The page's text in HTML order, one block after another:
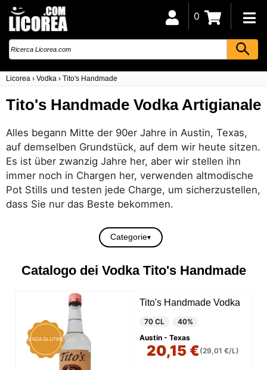
Licorea › Vodka › Tito's Handmade
0
Tito's Handmade Vodka Artigianale
Alles begann Mitte der 90er Jahre in Austin, Texas,
auf demselben Grundstück, auf dem wir heute sitzen.
Es ist über zwanzig Jahre her, aber wir stellen ihn
immer noch in Chargen her, verwenden altmodische
Pot Stills und testen jede Charge, um sicherzustellen,
dass Sie nur das Beste bekommen.
Categorie
Catalogo dei Vodka Tito's Handmade
SENZA GLUTINE
Tito's Handmade Vodka
70 CL
40%
Austin - Texas
20,15 €(29,01 €/L)